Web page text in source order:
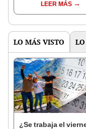
LEER MÁS
LO MÁS VISTO
¿Se trabaja el